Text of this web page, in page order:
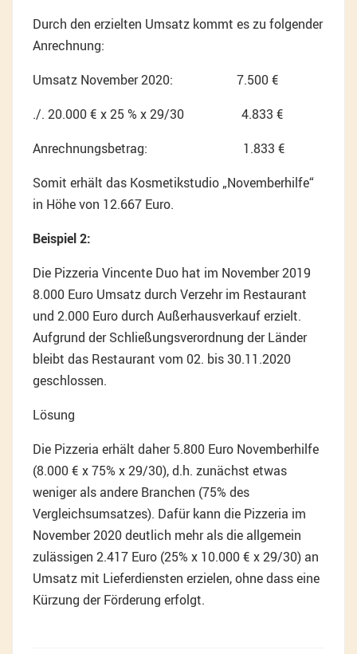
Durch den erzielten Umsatz kommt es zu folgender
Anrechnung:
Umsatz November 2020: 7.500 €
./. 20.000 € x 25 % x 29/30 4.833 €
Anrechnungsbetrag: 1.833 €
Somit erhält das Kosmetikstudio „Novemberhilfe“
in Höhe von 12.667 Euro.
Beispiel 2:
Die Pizzeria Vincente Duo hat im November 2019
8.000 Euro Umsatz durch Verzehr im Restaurant
und 2.000 Euro durch Außerhausverkauf erzielt.
Aufgrund der Schließungsverordnung der Länder
bleibt das Restaurant vom 02. bis 30.11.2020
geschlossen.
Lösung
Die Pizzeria erhält daher 5.800 Euro Novemberhilfe
(8.000 € x 75% x 29/30), d.h. zunächst etwas
weniger als andere Branchen (75% des
Vergleichsumsatzes). Dafür kann die Pizzeria im
November 2020 deutlich mehr als die allgemein
zulässigen 2.417 Euro (25% x 10.000 € x 29/30) an
Umsatz mit Lieferdiensten erzielen, ohne dass eine
Kürzung der Förderung erfolgt.